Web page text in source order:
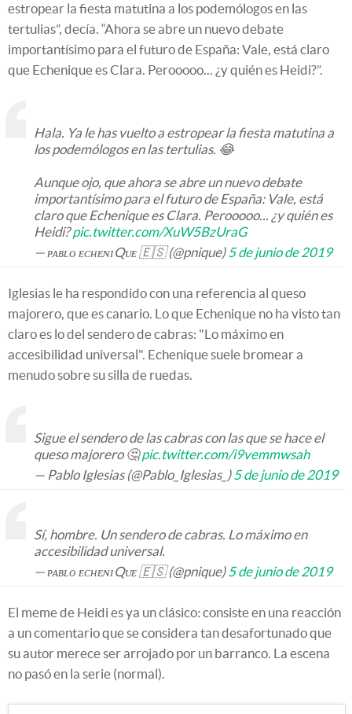
estropear la fiesta matutina a los podemólogos en las
tertulias”, decía. “Ahora se abre un nuevo debate
importantísimo para el futuro de España: Vale, está claro
que Echenique es Clara. Perooooo... ¿y quién es Heidi?”.
Hala. Ya le has vuelto a estropear la fiesta matutina a
los podemólogos en las tertulias. 😂
Aunque ojo, que ahora se abre un nuevo debate
importantísimo para el futuro de España: Vale, está
claro que Echenique es Clara. Perooooo... ¿y quién es
Heidi?pic.twitter.com/XuW5BzUraG
— ᴘᴀʙʟᴏ ᴇᴄʜᴇɴɪQᴜᴇ 🇪🇸 (@pnique)5 de junio de 2019
Iglesias le ha respondido con una referencia al queso
majorero, que es canario. Lo que Echenique no ha visto tan
claro es lo del sendero de cabras: "Lo máximo en
accesibilidad universal". Echenique suele bromear a
menudo sobre su silla de ruedas.
Sigue el sendero de las cabras con las que se hace el
queso majorero 🤔pic.twitter.com/i9vemmwsah
— Pablo Iglesias (@Pablo_Iglesias_)5 de junio de 2019
Sí, hombre. Un sendero de cabras. Lo máximo en
accesibilidad universal.
— ᴘᴀʙʟᴏ ᴇᴄʜᴇɴɪQᴜᴇ 🇪🇸 (@pnique)5 de junio de 2019
El meme de Heidi es ya un clásico: consiste en una reacción
a un comentario que se considera tan desafortunado que
su autor merece ser arrojado por un barranco. La escena
no pasó en la serie (normal).